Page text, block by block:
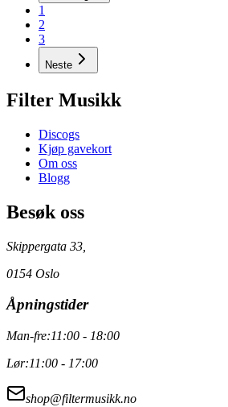
1
2
3
Neste
Filter Musikk
Discogs
Kjøp gavekort
Om oss
Blogg
Besøk oss
Skippergata 33,
0154 Oslo
Åpningstider
Man-fre:11:00 - 18:00
Lør:11:00 - 17:00
shop@filtermusikk.no